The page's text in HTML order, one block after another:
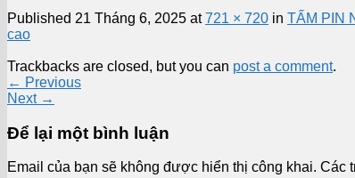
Published 21 Tháng 6, 2025 at721 × 720 in TẤM PIN
cao
Trackbacks are closed, but you can post a comment.
← Previous
Next →
Để lại một bình luận
Email của bạn sẽ không được hiển thị công khai. Các